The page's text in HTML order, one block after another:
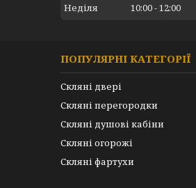
Неділя
10:00 12:00
ПОПУЛЯРНІ КАТЕГОРІЇ
Скляні двері
Скляні перегородки
Скляні душові кабіни
Скляні огорожі
Скляні фартухи